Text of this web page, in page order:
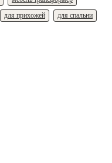
для прихожей для спальни